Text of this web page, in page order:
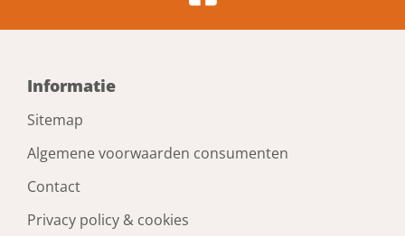
Informatie
Sitemap
Algemene voorwaarden consumenten
Contact
Privacy policy & cookies